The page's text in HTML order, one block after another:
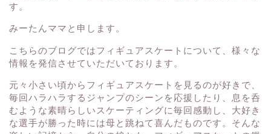
す。
みーたんママと申します。
こちらのブログではフィギュアスケートについて、様々な
情報を発信させていただいております。
元々小さい頃からフィギュアスケートを見るのが好きで、
毎回ハラハラするジャンプのシーンを応援したり、息を呑
むような素晴らしいスケーティングに毎回感動し、大好き
な選手が勝った時には母と跳ねて喜んだものです。そんな